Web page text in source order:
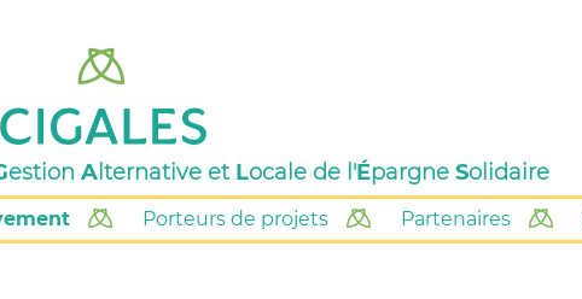
estion Alternative et Locale de l'Épargne Solidaire
Porteurs de projets Partenaires